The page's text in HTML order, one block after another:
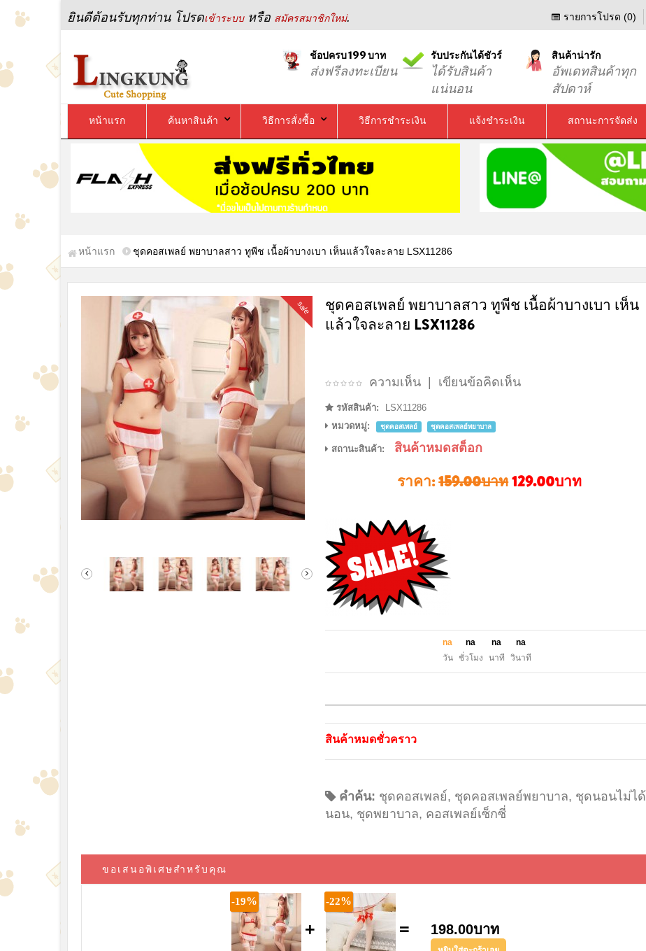
ยินดีต้อนรับทุกท่าน โปรดเข้าระบบหรือ สมัครสมาชิกใหม่. รายการโปรด (0)
ช้อปครบ 199 บาท
ส่งฟรีลงทะเบียน
รับประกันได้ชัวร์
ได้รับสินค้า
แน่นอน
สินค้าน่ารัก
อัพเดทสินค้าทุก
สัปดาห์
หน้าแรก ค้นหาสินค้า วิธีการสั่งซื้อ วิธีการชำระเงิน แจ้งชำระเงิน สถานะการจัดส่ง
หน้าแรก ชุดคอสเพลย์ พยาบาลสาว ทูพีช เนื้อผ้าบางเบา เห็นแล้วใจละลาย LSX11286
sale
ชุดคอสเพลย์ พยาบาลสาว ทูพีช เนื้อผ้าบางเบา เห็น
แล้วใจละลาย LSX11286
ความเห็น| เขียนข้อคิดเห็น
รหัสสินค้า:
LSX11286
หมวดหมู่:
ชุดคอสเพลย์ ชุดคอสเพลย์พยาบาล
สถานะสินค้า: สินค้าหมดสต็อก
ราคา:159.00บาท129.00บาท
na
วัน
na
ชั่วโมง
na
นาที
na
วินาที
สินค้าหมดชั่วคราว
คำค้น: ชุดคอสเพลย์, ชุดคอสเพลย์พยาบาล, ชุดนอนไม่ได้
นอน, ชุดพยาบาล, คอสเพลย์เซ็กซี่
ขอเสนอพิเศษสำหรับคุณ
-19%
+
-22%
= 198.00บาท